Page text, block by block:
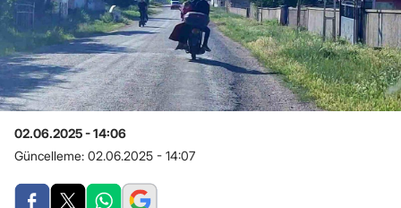
02.06.2025 - 14:06
Güncelleme: 02.06.2025 - 14:07